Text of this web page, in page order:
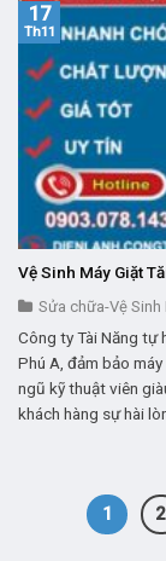
Vệ Sinh Máy Giặt
Sửa chữa-Vệ Sinh
Công ty Tài Năng tự
Phú A, đảm bảo
ngũ kỹ thuật viên
khách hàng sự hài
17
Th11
1 2